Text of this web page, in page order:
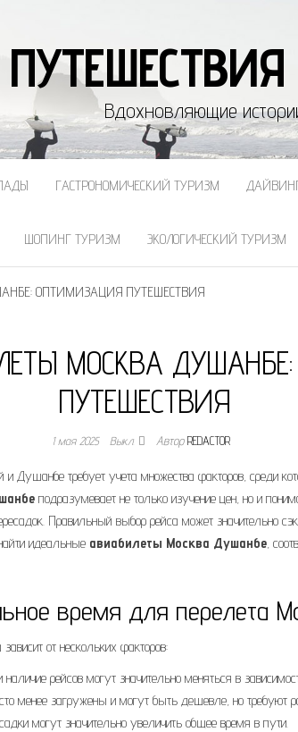
Вдохновляющие
ГАСТРОНОМИЧЕСКИЙ ТУРИЗМ
ШОПИНГ ТУРИЗМ ЭКОЛОГИЧЕСКИЙ ТУРИЗМ
ОПТИМИЗАЦИЯ ПУТЕШЕСТВИЯ
МОСКВА
ПУТЕШЕСТВИЯ
1 мая 2025 Выкл. АвторREDACTOR
Душанбе требует учета множества факторов, среди
подразумевает не только изучение цен, но и
Правильный выбор рейса может значительно
идеальные авиабилеты Москва Душанбе,
время для перелета
от нескольких факторов:
рейсов могут значительно меняться в
менее загружены и могут быть дешевле, но требуют
могут значительно увеличить общее время в пути.